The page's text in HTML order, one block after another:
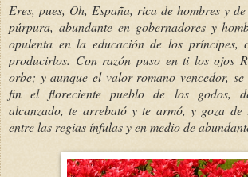
Eres, pues, Oh, España, rica de hombres y
púrpura, abundante en gobernadores y
opulenta en la educación de los príncipes,
producirlos. Con razón puso en ti los ojos
orbe; y aunque el valor romano vencedor,
fin el floreciente pueblo de los godos,
alcanzado, te arrebató y te armó, y goza
entre las regias ínfulas y en medio de